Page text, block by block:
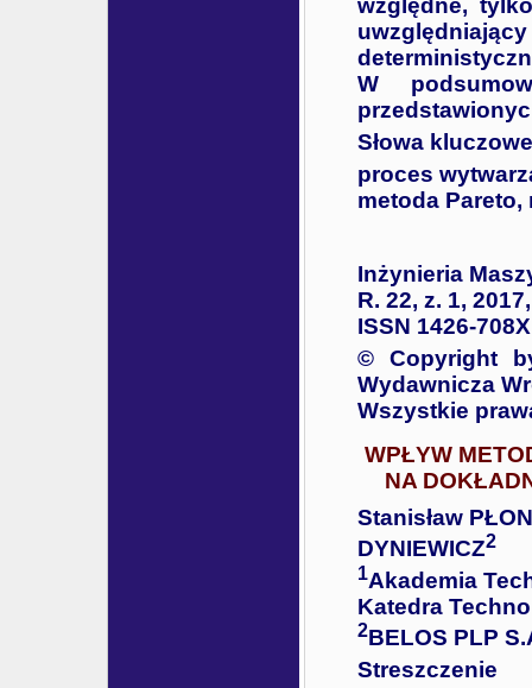
względne,
W
Słowa
proces
metoda Pareto,
Inżynieria
R. 22, z. 1,
ISSN 1426-708X
© Copyright
Wydawnicza
Wszystkie
WPŁYW
NA
Stanisław
DYNIEWICZ2
1Akademia
Katedra
2BELOS PLP
Streszczenie